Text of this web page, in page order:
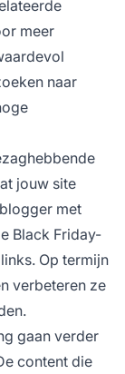
meer
naar
jouw site
met
Black Friday-
Op termijn
verbeteren ze
gaan verder
content die